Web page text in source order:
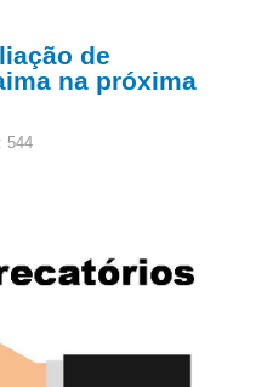
de
na próxima
544